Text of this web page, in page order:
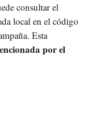
consultar el
local en el código
Esta
por el